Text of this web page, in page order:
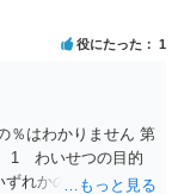
役にたった 1
％はわかりません 第
1 わいせつの目的
ずれかの行為をした